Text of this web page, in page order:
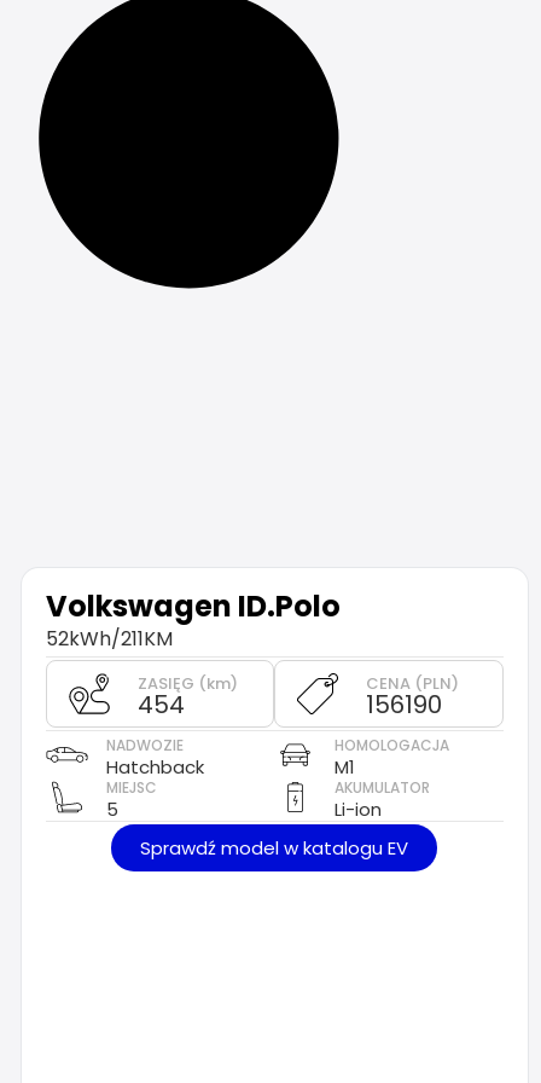
Volkswagen ID.Polo
52kWh/211KM
ZASIĘG (km)
454
CENA (PLN)
156190
NADWOZIE
Hatchback
HOMOLOGACJA
M1
MIEJSC
5
AKUMULATOR
Li-ion
Sprawdź model w katalogu EV